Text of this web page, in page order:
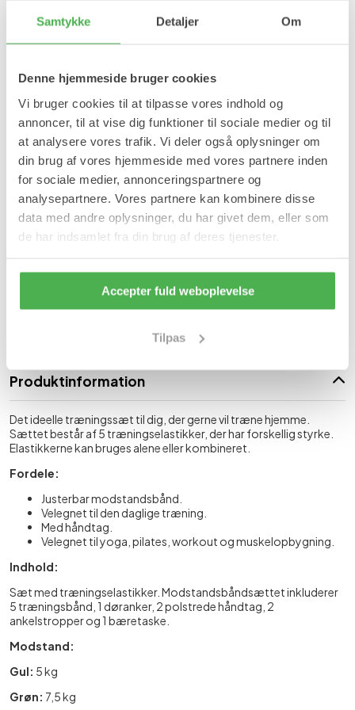
Samtykke Detaljer Om
Denne hjemmeside bruger cookies
Vi bruger cookies til at tilpasse vores indhold og
annoncer, til at vise dig funktioner til sociale medier og til
at analysere vores trafik. Vi deler også oplysninger om
din brug af vores hjemmeside med vores partnere inden
for sociale medier, annonceringspartnere og
analysepartnere. Vores partnere kan kombinere disse
data med andre oplysninger, du har givet dem, eller som
de har indsamlet fra din brug af deres tjenester.
Accepter fuld weboplevelse
Tilpas
Sæt med træningselastikker/Resistance
Perfekt til alsidig hjemmetræning
249,95 kr
Produktinformation
Det ideelle træningssæt til dig, der gerne vil træne hjemme.
Sættet består af 5 træningselastikker, der har forskellig styrke.
Elastikkerne kan bruges alene eller kombineret.
Fordele:
Justerbar modstandsbånd.
Velegnet til den daglige træning.
Med håndtag.
Velegnet til yoga, pilates, workout og muskelopbygning.
Indhold:
Sæt med træningselastikker. Modstandsbåndsættet inkluderer
5 træningsbånd, 1 døranker, 2 polstrede håndtag, 2
ankelstropper og 1 bæretaske.
Modstand:
Gul: 5 kg
Grøn: 7,5 kg